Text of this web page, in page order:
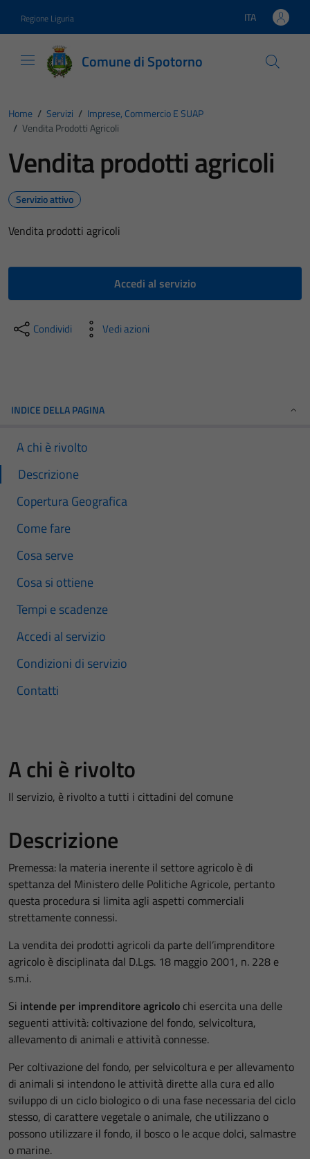
Regione Liguria Lingua attiva:
ITA
Comune di Spotorno
Home / Servizi / Imprese, Commercio E SUAP
/ Vendita Prodotti Agricoli
Vendita prodotti agricoli
Servizio attivo
Vendita prodotti agricoli
Accedi al servizio
Condividi Vedi azioni
INDICE DELLA PAGINA
A chi è rivolto
Descrizione
Copertura Geografica
Come fare
Cosa serve
Cosa si ottiene
Tempi e scadenze
Accedi al servizio
Condizioni di servizio
Contatti
A chi è rivolto
Il servizio, è rivolto a tutti i cittadini del comune
Descrizione
Premessa: la materia inerente il settore agricolo è di
spettanza del Ministero delle Politiche Agricole, pertanto
questa procedura si limita agli aspetti commerciali
strettamente connessi.
La vendita dei prodotti agricoli da parte dell’imprenditore
agricolo è disciplinata dal D.Lgs. 18 maggio 2001, n. 228 e
s.m.i.
Si intende per imprenditore agricolo chi esercita una delle
seguenti attività: coltivazione del fondo, selvicoltura,
allevamento di animali e attività connesse.
Per coltivazione del fondo, per selvicoltura e per allevamento
di animali si intendono le attività dirette alla cura ed allo
sviluppo di un ciclo biologico o di una fase necessaria del ciclo
stesso, di carattere vegetale o animale, che utilizzano o
possono utilizzare il fondo, il bosco o le acque dolci, salmastre
o marine.